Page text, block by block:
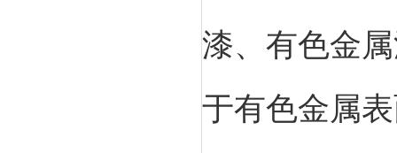
漆、有色金
于有色金属